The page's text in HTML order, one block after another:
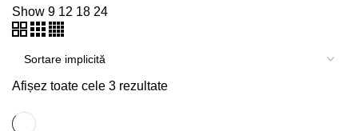
Show 9 12 18 24
Afișez toate cele 3 rezultate